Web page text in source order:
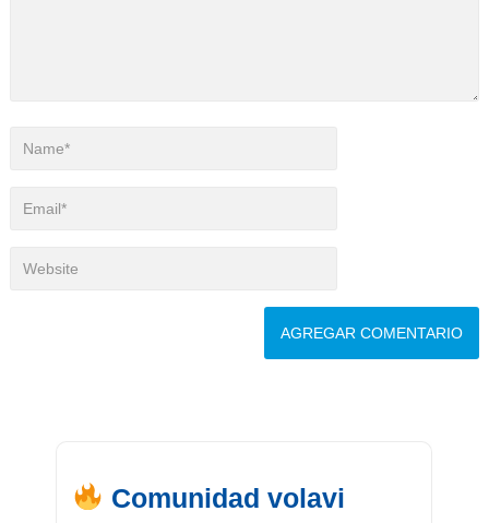
Comunidad volavi